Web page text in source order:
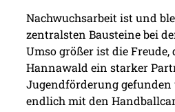
Nachwuchsarbeit ist und
zentralsten Bausteine bei
Umso größer ist die Freude,
Hannawald ein starker
Jugendförderung
endlich mit den